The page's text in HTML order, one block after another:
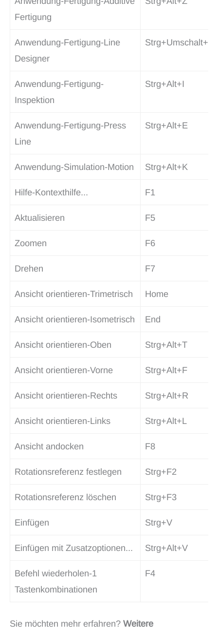
Fertigung
Anwendung-Fertigung-Line
Designer
Strg+Umschalt+L
Anwendung-Fertigung-
Inspektion
Strg+Alt+I
Anwendung-Fertigung-Press
Line
Strg+Alt+E
Anwendung-Simulation-Motion Strg+Alt+K
Hilfe-Kontexthilfe... F1
Aktualisieren F5
Zoomen F6
Drehen F7
Ansicht orientieren-Trimetrisch Home
Ansicht orientieren-Isometrisch End
Ansicht orientieren-Oben Strg+Alt+T
Ansicht orientieren-Vorne Strg+Alt+F
Ansicht orientieren-Rechts Strg+Alt+R
Ansicht orientieren-Links Strg+Alt+L
Ansicht andocken F8
Rotationsreferenz festlegen Strg+F2
Rotationsreferenz löschen Strg+F3
Einfügen Strg+V
Einfügen mit Zusatzoptionen... Strg+Alt+V
Befehl wiederholen-1
Tastenkombinationen
F4
Sie möchten mehr erfahren? Weitere